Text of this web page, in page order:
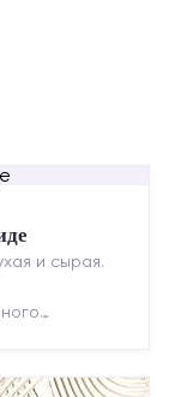
и сырая.